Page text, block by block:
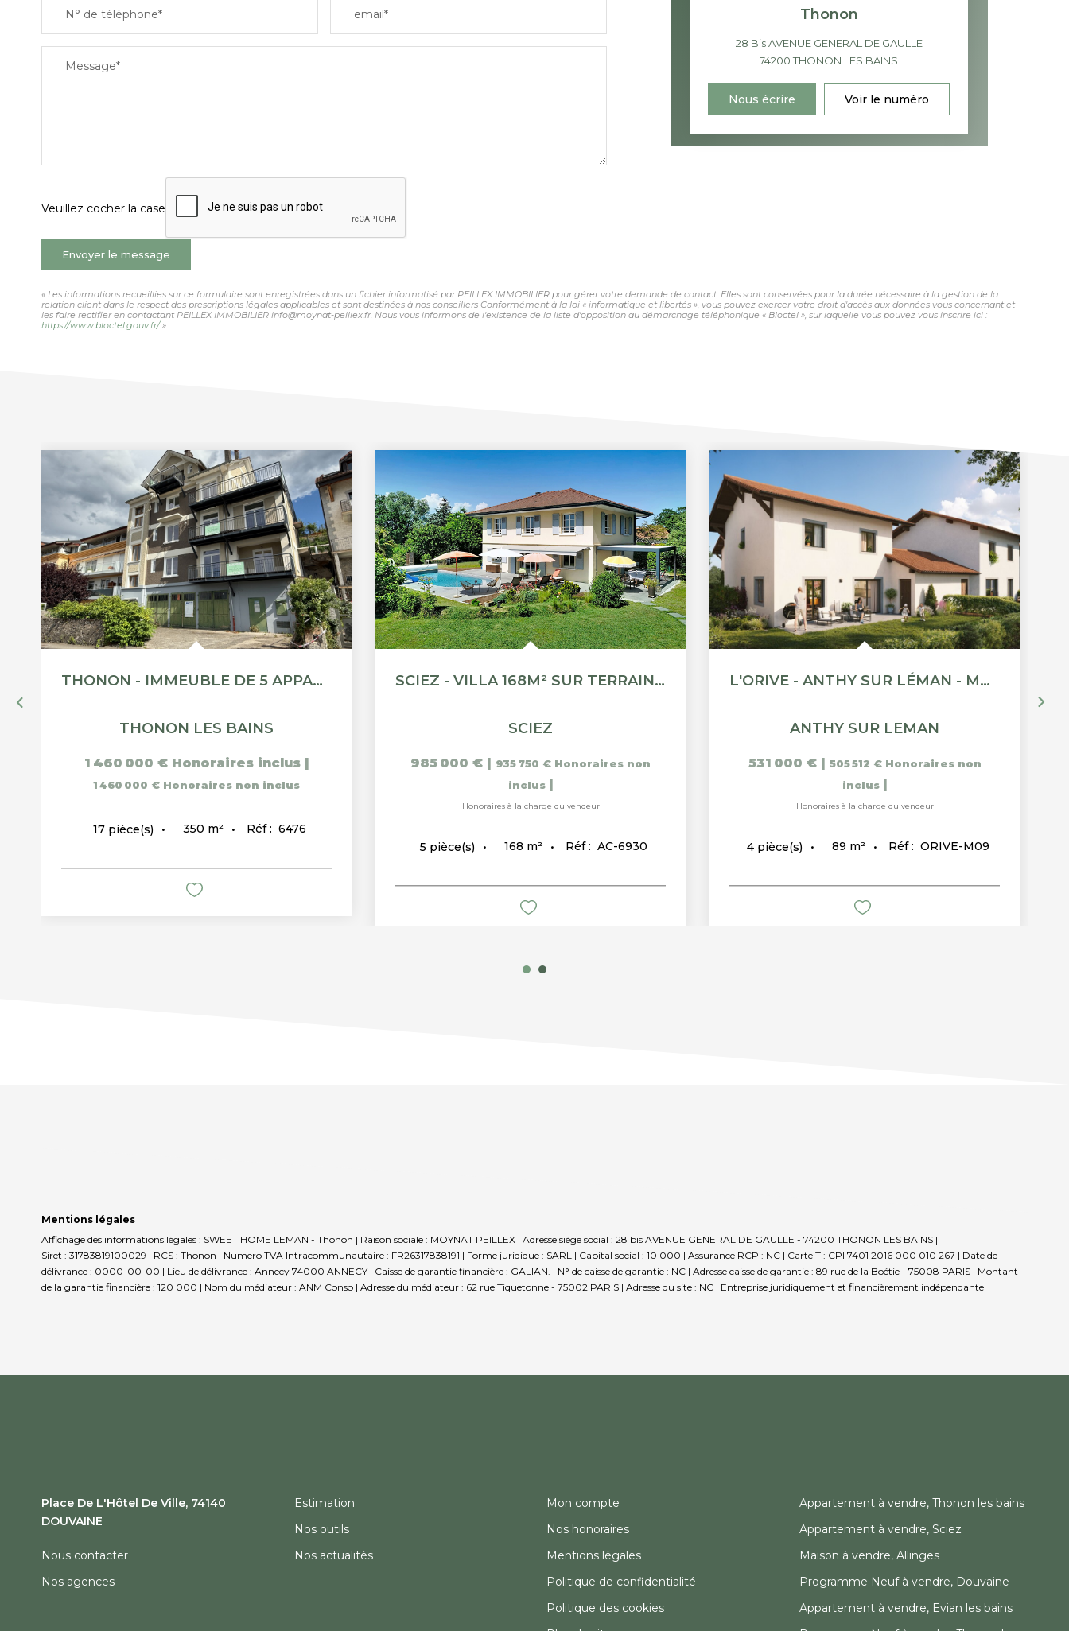
N° de téléphone* email*
Message*
Veuillez cocher la case
Envoyer le message
Thonon
28 Bis AVENUE GENERAL DE GAULLE
74200THONON LES BAINS
Nous écrire Voir le numéro
« Les informations recueillies sur ce formulaire sont enregistrées dans un fichier informatisé par PEILLEX IMMOBILIER pour gérer votre demande de contact. Elles sont conservées pour la durée nécessaire à la gestion de la
relation client dans le respect des prescriptions légales applicables et sont destinées à nos conseillers Conformément à la loi « informatique et libertés », vous pouvez exercer votre droit d'accès aux données vous concernant et
les faire rectifier en contactant PEILLEX IMMOBILIER info@moynat-peillex.fr. Nous vous informons de l'existence de la liste d'opposition au démarchage téléphonique « Bloctel », sur laquelle vous pouvez vous inscrire ici :
https://www.bloctel.gouv.fr/»
THONON - IMMEUBLE DE 5 APPARTEMENTS AVEC VUE LAC
THONON LES BAINS
1 460 000 € Honoraires inclus |
1 460 000 € Honoraires non inclus
17 pièce(s) 350 m² Réf : 6476
SCIEZ - VILLA 168M² SUR TERRAIN 1500M²
SCIEZ
985 000 € | 935 750 € Honoraires non
inclus |
Honoraires à la charge du vendeur
5 pièce(s) 168 m² Réf : AC-6930
L'ORIVE - ANTHY SUR LÉMAN - MAISON 4 PIÈCES DE 88.5M²
ANTHY SUR LEMAN
531 000 € | 505 512 € Honoraires non
inclus |
Honoraires à la charge du vendeur
4 pièce(s) 89 m² Réf : ORIVE-M09
Mentions légales
Affichage des informations légales : SWEET HOME LEMAN - Thonon | Raison sociale : MOYNAT PEILLEX | Adresse siège social : 28 bis AVENUE GENERAL DE GAULLE - 74200 THONON LES BAINS |
Siret : 31783819100029 | RCS : Thonon | Numero TVA Intracommunautaire : FR26317838191 | Forme juridique : SARL | Capital social : 10 000 | Assurance RCP : NC | Carte T : CPI 7401 2016 000 010 267 | Date de
délivrance : 0000-00-00 | Lieu de délivrance : Annecy 74000 ANNECY | Caisse de garantie financière : GALIAN. | N° de caisse de garantie : NC | Adresse caisse de garantie : 89 rue de la Boétie - 75008 PARIS | Montant
de la garantie financière : 120 000 | Nom du médiateur : ANM Conso | Adresse du médiateur : 62 rue Tiquetonne - 75002 PARIS | Adresse du site : NC | Entreprise juridiquement et financièrement indépendante
Place De L'Hôtel De Ville, 74140
DOUVAINE
Nous contacter
Nos agences
Estimation
Nos outils
Nos actualités
Mon compte
Nos honoraires
Mentions légales
Politique de confidentialité
Politique des cookies
Appartement à vendre, Thonon les bains
Appartement à vendre, Sciez
Maison à vendre, Allinges
Programme Neuf à vendre, Douvaine
Appartement à vendre, Evian les bains